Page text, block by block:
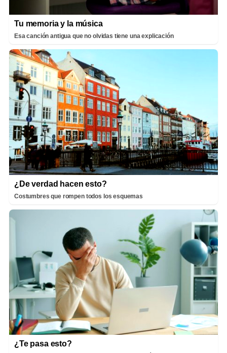
Tu memoria y la música
Esa canción antigua que no olvidas tiene una explicación
¿De verdad hacen esto?
Costumbres que rompen todos los esquemas
¿Te pasa esto?